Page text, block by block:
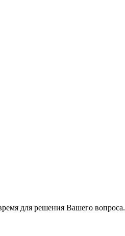
для решения Вашего вопроса.